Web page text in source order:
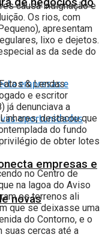
empresas e
novas
causa indignação e
Os rios, com
apresentam
lixo e dejetos.
as da sede do
& Lendas
e escritor
já denunciava a
destacou que
do fundo
de obter lotes
no Centro de
na lagoa do Aviso
os terrenos ali
que se deixasse uma
do Contorno, e o
suas cercas até a